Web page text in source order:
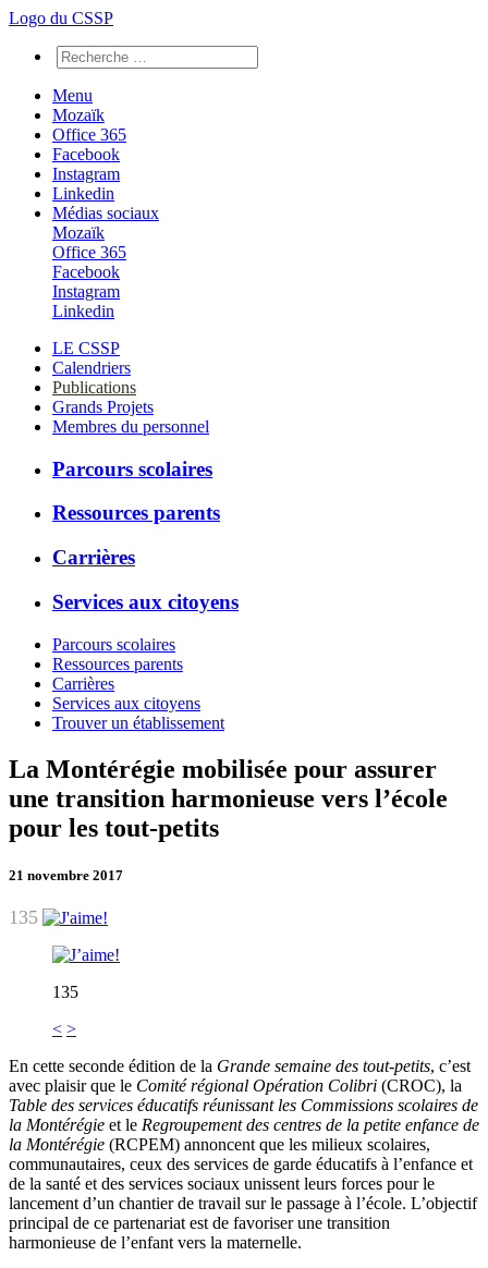
Logo du CSSP
Menu
Mozaïk
Office 365
Facebook
Instagram
Linkedin
Médias sociaux
Mozaïk
Office 365
Facebook
Instagram
Linkedin
LE CSSP
Calendriers
Publications
Grands Projets
Membres du personnel
Parcours scolaires
Ressources parents
Carrières
Services aux citoyens
Parcours scolaires
Ressources parents
Carrières
Services aux citoyens
Trouver un établissement
La Montérégie mobilisée pour assurer
une transition harmonieuse vers l’école
pour les tout-petits
21 novembre 2017
135
135
< >
En cette seconde édition de la Grande semaine des tout-petits, c’est
avec plaisir que le Comité régional Opération Colibri (CROC), la
Table des services éducatifs réunissant les Commissions scolaires de
la Montérégie et le Regroupement des centres de la petite enfance de
la Montérégie (RCPEM) annoncent que les milieux scolaires,
communautaires, ceux des services de garde éducatifs à l’enfance et
de la santé et des services sociaux unissent leurs forces pour le
lancement d’un chantier de travail sur le passage à l’école. L’objectif
principal de ce partenariat est de favoriser une transition
harmonieuse de l’enfant vers la maternelle.